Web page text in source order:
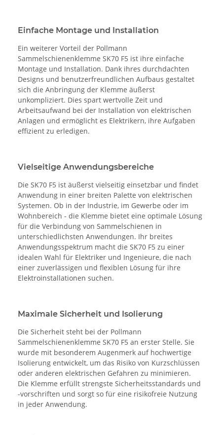
Einfache Montage und Installation
Ein weiterer Vorteil der Pollmann
Sammelschienenklemme SK70 F5 ist ihre einfache
Montage und Installation. Dank ihres durchdachten
Designs und benutzerfreundlichen Aufbaus gestaltet
sich die Anbringung der Klemme äußerst
unkompliziert. Dies spart wertvolle Zeit und
Arbeitsaufwand bei der Installation von elektrischen
Anlagen und ermöglicht es Elektrikern, ihre Aufgaben
effizient zu erledigen.
Vielseitige Anwendungsbereiche
Die SK70 F5 ist äußerst vielseitig einsetzbar und findet
Anwendung in einer breiten Palette von elektrischen
Systemen. Ob in der Industrie, im Gewerbe oder im
Wohnbereich - die Klemme bietet eine optimale Lösung
für die Verbindung von Sammelschienen in
unterschiedlichsten Anwendungen. Ihr breites
Anwendungsspektrum macht die SK70 F5 zu einer
idealen Wahl für Elektriker und Ingenieure, die nach
einer zuverlässigen und flexiblen Lösung für ihre
Elektroinstallationen suchen.
Maximale Sicherheit und Isolierung
Die Sicherheit steht bei der Pollmann
Sammelschienenklemme SK70 F5 an erster Stelle. Sie
wurde mit besonderem Augenmerk auf hochwertige
Isolierung entwickelt, um das Risiko von Kurzschlüssen
oder anderen elektrischen Gefahren zu minimieren.
Die Klemme erfüllt strengste Sicherheitsstandards und
-vorschriften und sorgt so für eine risikofreie Nutzung
in jeder Anwendung.